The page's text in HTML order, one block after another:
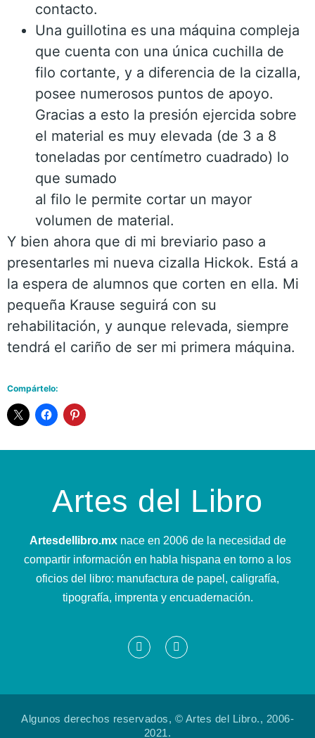
contacto.
Una guillotina es una máquina compleja
que cuenta con una única cuchilla de
filo cortante, y a diferencia de la cizalla,
posee numerosos puntos de apoyo.
Gracias a esto la presión ejercida sobre
el material es muy elevada (de 3 a 8
toneladas por centímetro cuadrado) lo
que sumado
al filo le permite cortar un mayor
volumen de material.
Y bien ahora que di mi breviario paso a
presentarles mi nueva cizalla Hickok. Está a
la espera de alumnos que corten en ella. Mi
pequeña Krause seguirá con su
rehabilitación, y aunque relevada, siempre
tendrá el cariño de ser mi primera máquina.
Compártelo:
Artes del Libro
Artesdellibro.mxnace en 2006 de la necesidad de
compartir información en habla hispana en torno a los
oficios del libro: manufactura de papel, caligrafía,
tipografía, imprenta y encuadernación.
Algunos derechos reservados, © Artes del Libro., 2006-
2021.